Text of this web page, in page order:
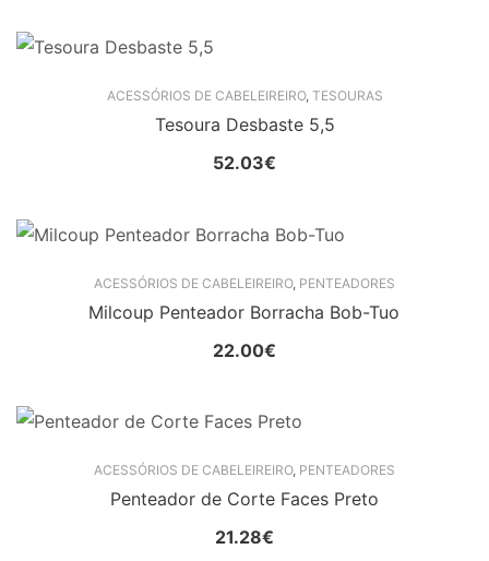
ACESSÓRIOS DE CABELEIREIRO, TESOURAS
Tesoura Desbaste 5,5
52.03€
ACESSÓRIOS DE CABELEIREIRO, PENTEADORES
Milcoup Penteador Borracha Bob-Tuo
22.00€
ACESSÓRIOS DE CABELEIREIRO, PENTEADORES
Penteador de Corte Faces Preto
21.28€